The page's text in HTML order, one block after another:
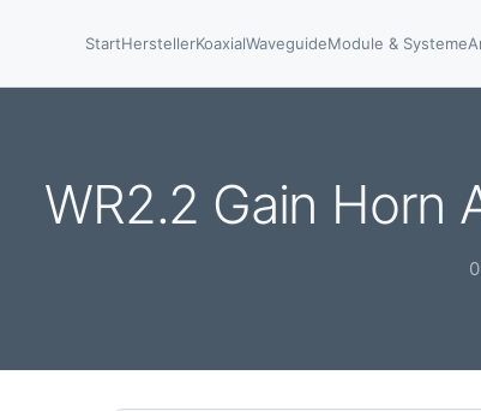
StartHerstellerKoaxialWaveguideModule & Systeme
WR2.2 Gain Horn